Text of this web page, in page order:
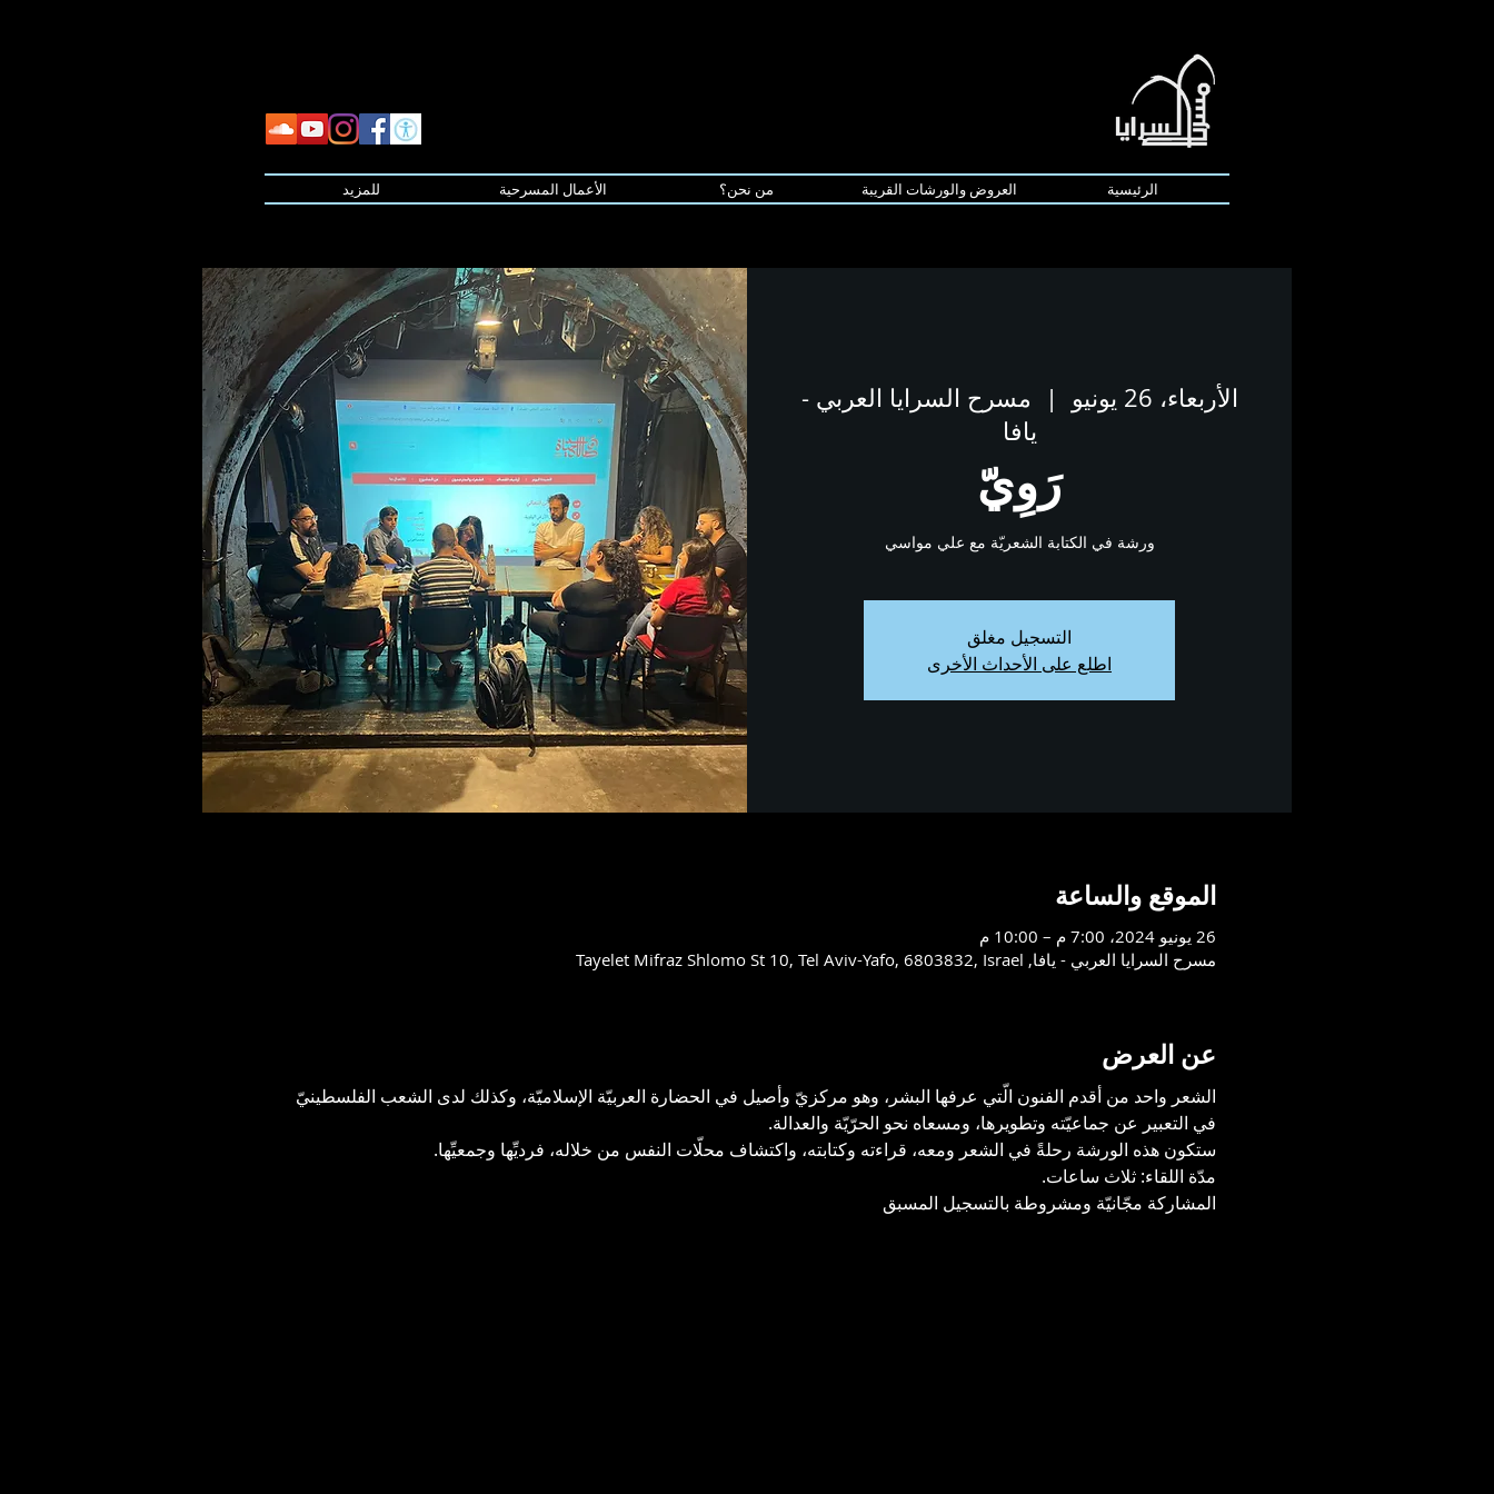
الرئيسية العروض والورشات القريبة من نحن؟ الأعمال المسرحية للمزيد
الأربعاء، 26 يونيو
  |
مسرح السرايا العربي -
يافا
رَوِيّ
ورشة في الكتابة الشعريّة مع علي مواسي
التسجيل مغلق
اطلع على الأحداث الأخرى
الموقع والساعة
26 يونيو 2024، 7:00 م – 10:00 م
مسرح السرايا العربي - يافا, Tayelet Mifraz Shlomo St 10, Tel Aviv-Yafo, 6803832, Israel
عن العرض
الشعر واحد من أقدم الفنون الّتي عرفها البشر، وهو مركزيّ وأصيل في الحضارة العربيّة الإسلاميّة، وكذلك لدى الشعب الفلسطينيّ
في التعبير عن جماعيّته وتطويرها، ومسعاه نحو الحرّيّة والعدالة.
ستكون هذه الورشة رحلةً في الشعر ومعه، قراءته وكتابته، واكتشاف محلّات النفس من خلاله، فرديِّها وجمعيِّها.
مدّة اللقاء: ثلاث ساعات.
المشاركة مجّانيّة ومشروطة بالتسجيل المسبق